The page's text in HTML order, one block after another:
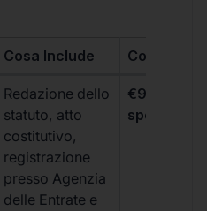
Cosa Include Costo
Redazione dello
statuto, atto
costitutivo,
registrazione
presso Agenzia
delle Entrate e
€99 + IVA
spese